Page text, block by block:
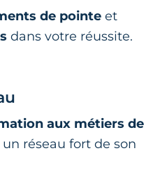
de pointe et
dans votre réussite.
aux métiers de
réseau fort de son